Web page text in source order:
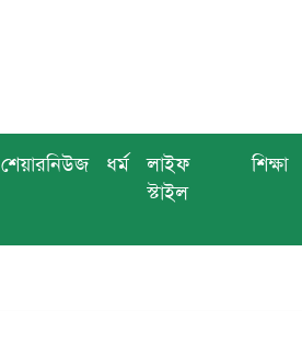
শেয়ারনিউজ ধর্ম
লাইফ
স্টাইল
শিক্ষা